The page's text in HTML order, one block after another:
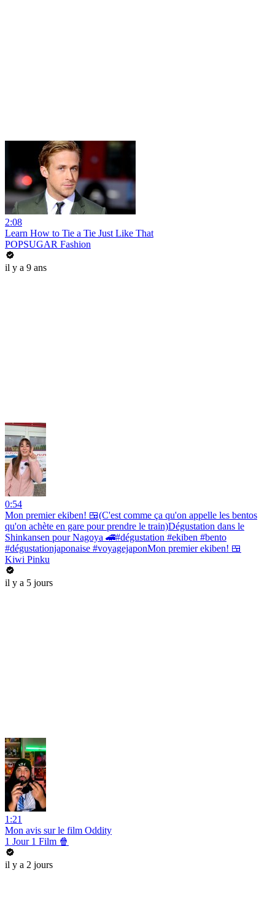
2:08
Learn How to Tie a Tie Just Like That
POPSUGAR Fashion
il y a 9 ans
0:54
Mon premier ekiben! 🍱(C'est comme ça qu'on appelle les bentos
qu'on achète en gare pour prendre le train)Dégustation dans le
Shinkansen pour Nagoya 🚄#dégustation #ekiben #bento
#dégustationjaponaise #voyagejaponMon premier ekiben! 🍱
Kiwi Pinku
il y a 5 jours
1:21
Mon avis sur le film Oddity
1 Jour 1 Film 🍿
il y a 2 jours